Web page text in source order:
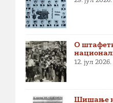
О
12. јул 2026.
Шишање